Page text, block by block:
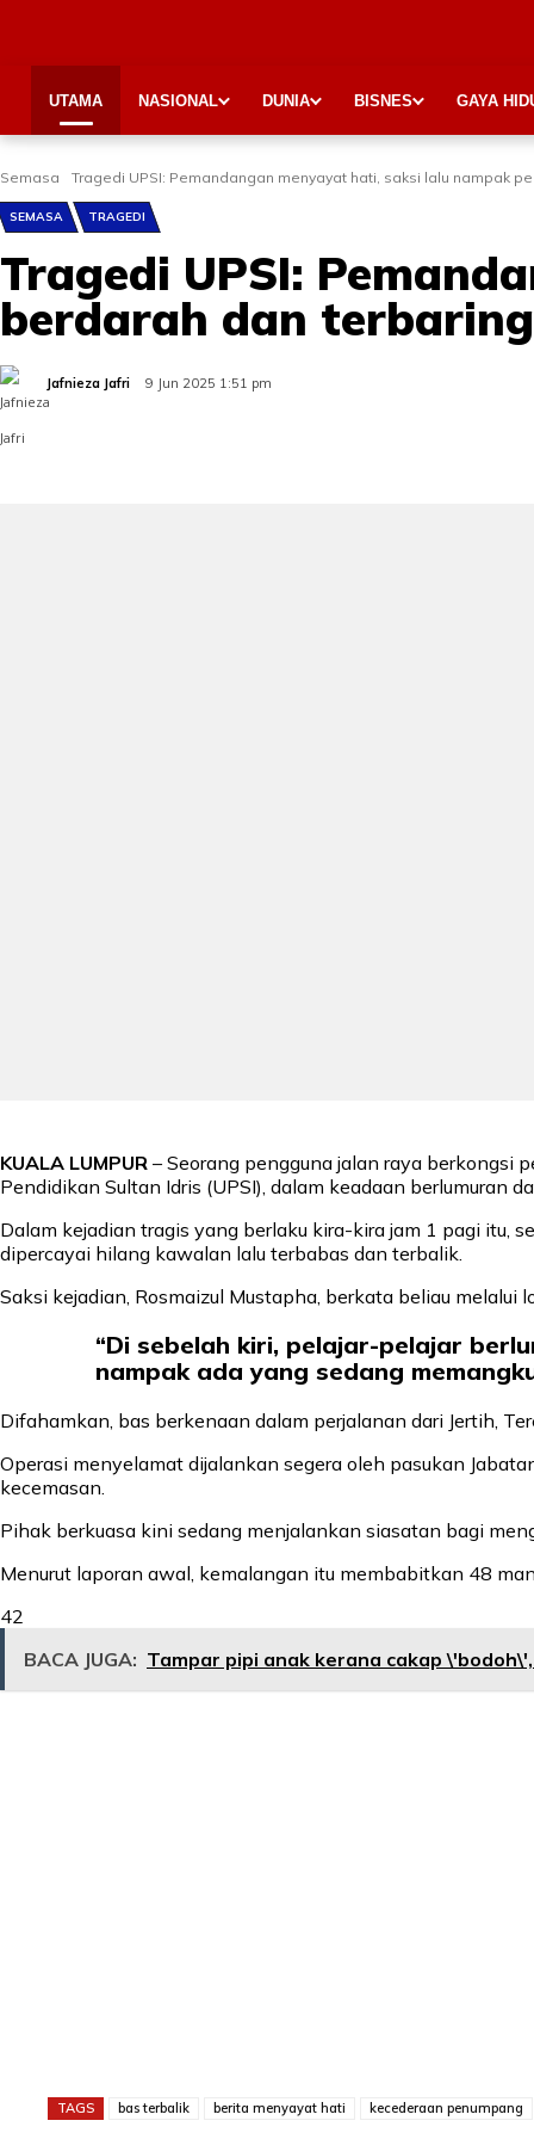
UTAMA NASIONAL DUNIA BISNES GAYA
Semasa Tragedi UPSI: Pemandangan menyayat hati, saksi lalu nampak
SEMASA TRAGEDI
Tragedi UPSI:
berdarah dan terbaring
Jafnieza Jafri 9 Jun 2025 1:51 pm
KUALA LUMPUR – Seorang pengguna jalan raya
Pendidikan Sultan Idris (UPSI), dalam keadaan berlumuran
Dalam kejadian tragis yang berlaku kira-kira jam 1 pagi itu,
dipercayai hilang kawalan lalu terbabas dan terbalik.
Saksi kejadian, Rosmaizul Mustapha, berkata beliau
“Di sebelah kiri, pelajar-pelajar
nampak ada yang sedang
Difahamkan, bas berkenaan dalam perjalanan dari Jertih,
Operasi menyelamat dijalankan segera oleh pasukan
kecemasan.
Pihak berkuasa kini sedang menjalankan siasatan bagi
Menurut laporan awal, kemalangan itu membabitkan 48
42
BACA JUGA: Tampar pipi anak kerana cakap
TAGS bas terbalik berita menyayat hati kecederaan penumpang